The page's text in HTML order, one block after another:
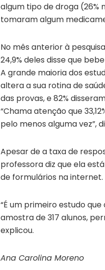
algum tipo de droga (26%
tomaram algum
No mês anterior à
24,9% deles disse que
A grande maioria dos
altera a sua rotina de
das provas, e 82%
“Chama atenção que
pelo menos alguma vez”,
Apesar de a taxa de
professora diz que ela
de formulários na internet.
“É um primeiro estudo
amostra de 317 alunos,
explicou.
Ana Carolina Moreno